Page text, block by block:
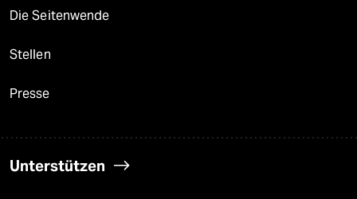
Die Seitenwende
Stellen
Presse
Unterstützen